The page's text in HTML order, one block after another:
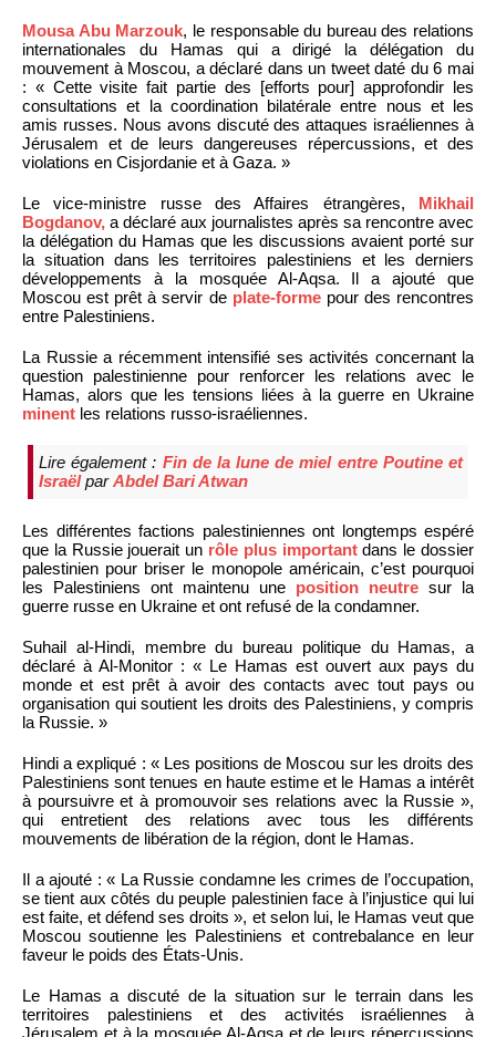
Mousa Abu Marzouk, le responsable du bureau des relations
internationales du Hamas qui a dirigé la délégation du
mouvement à Moscou, a déclaré dans un tweet daté du 6 mai
: « Cette visite fait partie des [efforts pour] approfondir les
consultations et la coordination bilatérale entre nous et les
amis russes. Nous avons discuté des attaques israéliennes à
Jérusalem et de leurs dangereuses répercussions, et des
violations en Cisjordanie et à Gaza. »
Le vice-ministre russe des Affaires étrangères, Mikhail
Bogdanov, a déclaré aux journalistes après sa rencontre avec
la délégation du Hamas que les discussions avaient porté sur
la situation dans les territoires palestiniens et les derniers
développements à la mosquée Al-Aqsa. Il a ajouté que
Moscou est prêt à servir de plate-formepour des rencontres
entre Palestiniens.
La Russie a récemment intensifié ses activités concernant la
question palestinienne pour renforcer les relations avec le
Hamas, alors que les tensions liées à la guerre en Ukraine
minent les relations russo-israéliennes.
Lire également : Fin de la lune de miel entre Poutine et
IsraëlparAbdel Bari Atwan
Les différentes factions palestiniennes ont longtemps espéré
que la Russie jouerait un rôle plus importantdans le dossier
palestinien pour briser le monopole américain, c’est pourquoi
les Palestiniens ont maintenu une position neutre sur la
guerre russe en Ukraine et ont refusé de la condamner.
Suhail al-Hindi, membre du bureau politique du Hamas, a
déclaré à Al-Monitor : « Le Hamas est ouvert aux pays du
monde et est prêt à avoir des contacts avec tout pays ou
organisation qui soutient les droits des Palestiniens, y compris
la Russie. »
Hindi a expliqué : « Les positions de Moscou sur les droits des
Palestiniens sont tenues en haute estime et le Hamas a intérêt
à poursuivre et à promouvoir ses relations avec la Russie »,
qui entretient des relations avec tous les différents
mouvements de libération de la région, dont le Hamas.
Il a ajouté : « La Russie condamne les crimes de l’occupation,
se tient aux côtés du peuple palestinien face à l’injustice qui lui
est faite, et défend ses droits », et selon lui, le Hamas veut que
Moscou soutienne les Palestiniens et contrebalance en leur
faveur le poids des États-Unis.
Le Hamas a discuté de la situation sur le terrain dans les
territoires palestiniens et des activités israéliennes à
Jérusalem et à la mosquée Al-Aqsa et de leurs répercussions